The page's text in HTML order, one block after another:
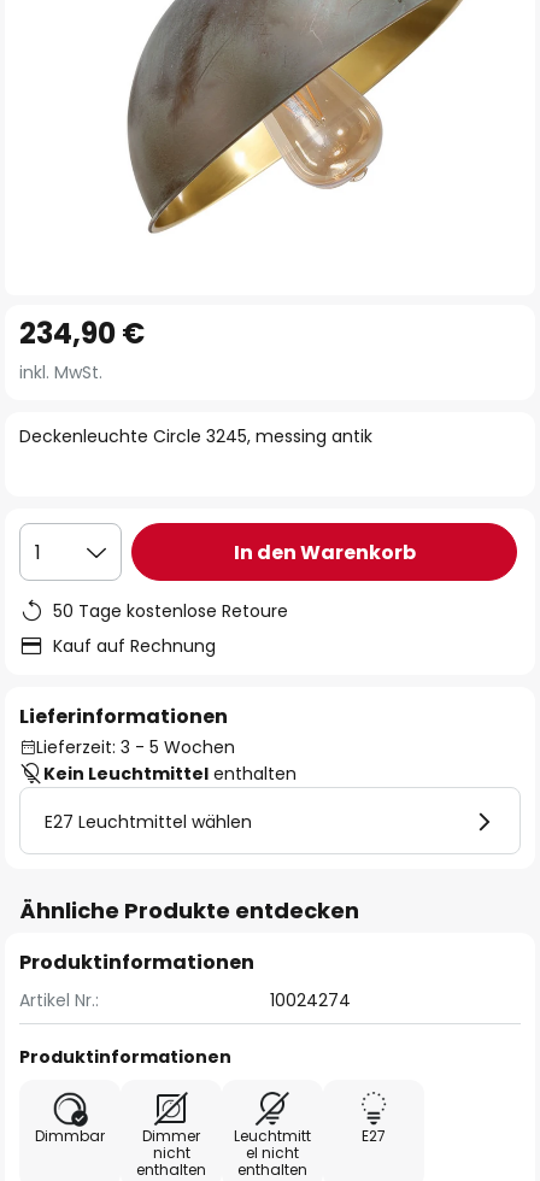
Anfang
der
springen
Deckenleuchte Circle 3245, messing antik
234,90 €
inkl. MwSt.
1 In den Warenkorb
50 Tage kostenlose Retoure
Kauf auf Rechnung
Lieferinformationen
Lieferzeit: 3 - 5 Wochen
Kein Leuchtmittel enthalten
E27 Leuchtmittel wählen
Ähnliche Produkte entdecken
Produktinformationen
Artikel Nr.: 10024274
Produktinformationen
Dimmbar
Dimmer
nicht
enthalten
Leuchtmitt
el nicht
enthalten
E27